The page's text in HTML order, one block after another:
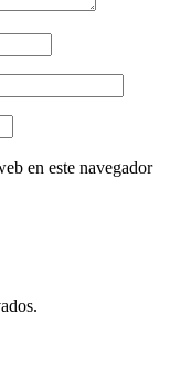
en este navegador